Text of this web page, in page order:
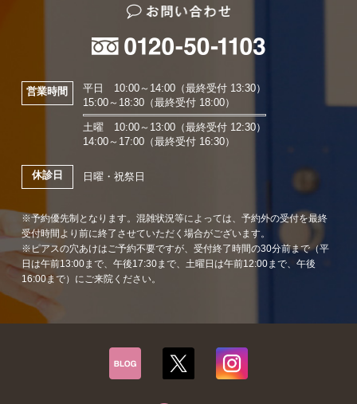
営業時間
平日 10:00～14:00（最終受付 13:30）
15:00～18:30（最終受付 18:00）
土曜 10:00～13:00（最終受付 12:30）
14:00～17:00（最終受付 16:30）
休診日 日曜・祝祭日
※予約優先制となります。混雑状況等によっては、予約外の受付を最終
受付時間より前に終了させていただく場合がございます。
※ピアスの穴あけはご予約不要ですが、受付終了時間の30分前まで（平
日は午前13:00まで、午後17:30まで、土曜日は午前12:00まで、午後
16:00まで）にご来院ください。